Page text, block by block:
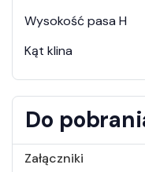
Wysokość pasa H
Kąt klina
Do
Załączniki